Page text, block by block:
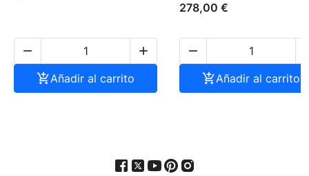


Añadir al carrito
278,00 €

Añadir al carrito